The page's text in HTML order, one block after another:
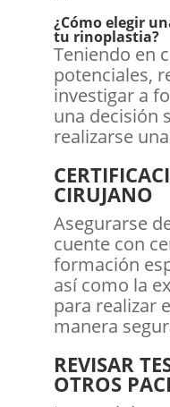
¿Cómo elegir
tu rinoplastia?
Teniendo en
potenciales,
investigar a
una decisión
realizarse
CIRUJANO
Asegurarse
cuente con
formación
así como la
para realizar
manera
REVISAR
OTROS